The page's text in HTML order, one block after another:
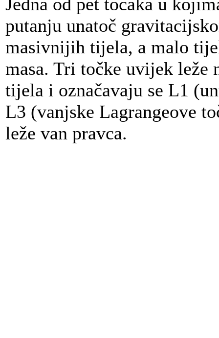
putanju unatoč
masivnijih tijela, a malo
masa. Tri točke uvijek leže
tijela i označavaju se L1
L3 (vanjske Lagrangeove
leže van pravca.